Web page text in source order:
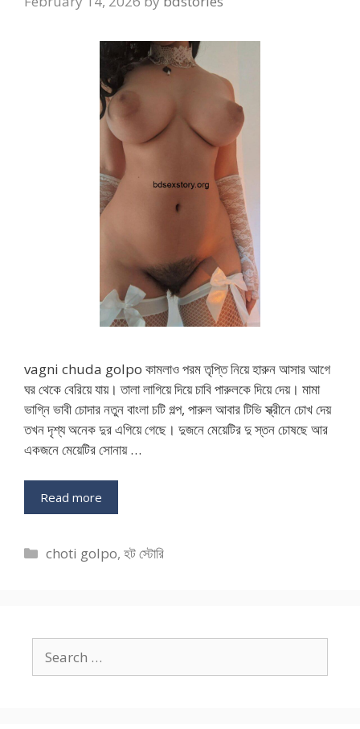
vagni chuda golpo কামলাও পরম তৃপ্তি নিয়ে হারুন আসার আগে
ঘর থেকে বেরিয়ে যায়। তালা লাগিয়ে দিয়ে চাবি পারুলকে দিয়ে দেয়। মামা
ভাগ্নি ভাবী চোদার নতুন বাংলা চটি গল্প, পারুল আবার টিভি স্ক্রীনে চোখ দেয়
তখন দৃশ্য অনেক দুর এগিয়ে গেছে। দুজনে মেয়েটির দু স্তন চোষছে আর
একজনে মেয়েটির সোনায় …
Read more
Categories
choti golpo,হট স্টোরি
for: